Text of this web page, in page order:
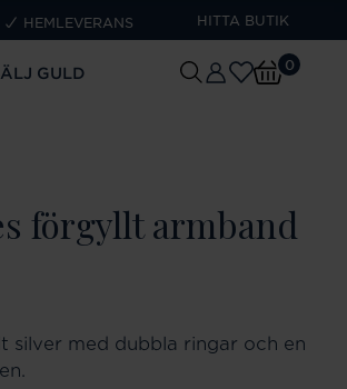
HEMLEVERANS HITTA BUTIK
GULD 0
förgyllt armband
silver med dubbla ringar och en